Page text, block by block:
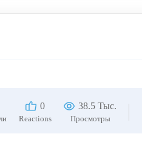
0
Reactions
38.5 Тыс.
Просмотры